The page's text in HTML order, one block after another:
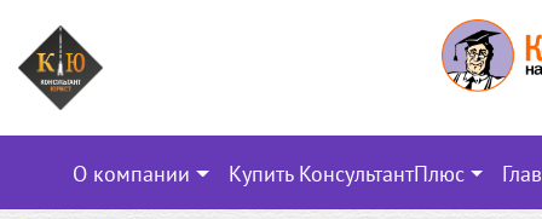
О компании Купить КонсультантПлюс